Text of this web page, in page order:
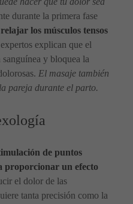
durante la primera fase
los músculos tensos
explican que el
y bloquea la
El masaje también
pareja durante el parto.
de puntos
proporcionar un efecto
el dolor de las
tanta precisión como la